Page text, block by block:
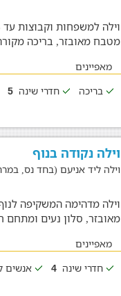
מטבח מאובזר, בריכה
מאפיינים
בריכה
חדרי שינה 5
וילה נקודה בנוף
וילה ליד אניעם (בחד נס, במרחק
מאובזר, סלון נעים ומתחם
מאפיינים
חדרי שינה 4 אנשים